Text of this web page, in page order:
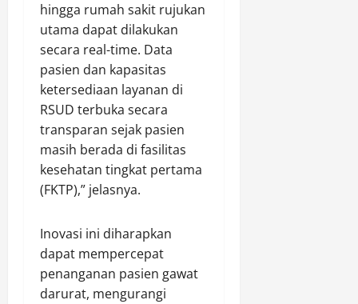
hingga rumah sakit rujukan
utama dapat dilakukan
secara real-time. Data
pasien dan kapasitas
ketersediaan layanan di
RSUD terbuka secara
transparan sejak pasien
masih berada di fasilitas
kesehatan tingkat pertama
(FKTP),” jelasnya.
Inovasi ini diharapkan
dapat mempercepat
penanganan pasien gawat
darurat, mengurangi